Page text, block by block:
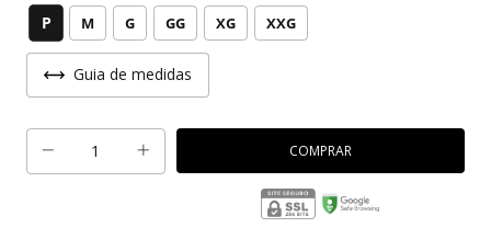
P M G GG XG XXG
Guia de medidas